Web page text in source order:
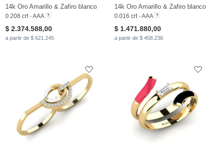
14k Oro Amarillo & Zafiro blanco
0.208 crt - AAA
$ 2.374.588,00
a partir de $ 621.245
14k Oro Amarillo & Zafiro blanco
0.016 crt - AAA
$ 1.471.880,00
a partir de $ 458.236